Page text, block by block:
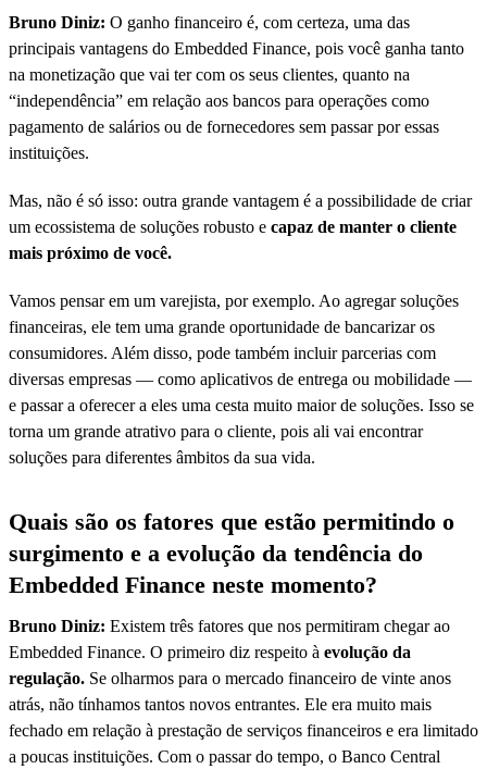
Bruno Diniz: O ganho financeiro é, com certeza, uma das
principais vantagens do Embedded Finance, pois você ganha tanto
na monetização que vai ter com os seus clientes, quanto na
“independência” em relação aos bancos para operações como
pagamento de salários ou de fornecedores sem passar por essas
instituições.
Mas, não é só isso: outra grande vantagem é a possibilidade de criar
um ecossistema de soluções robusto e capaz de manter o cliente
mais próximo de você.
Vamos pensar em um varejista, por exemplo. Ao agregar soluções
financeiras, ele tem uma grande oportunidade de bancarizar os
consumidores. Além disso, pode também incluir parcerias com
diversas empresas — como aplicativos de entrega ou mobilidade —
e passar a oferecer a eles uma cesta muito maior de soluções. Isso se
torna um grande atrativo para o cliente, pois ali vai encontrar
soluções para diferentes âmbitos da sua vida.
Quais são os fatores que estão permitindo o
surgimento e a evolução da tendência do
Embedded Finance neste momento?
Bruno Diniz: Existem três fatores que nos permitiram chegar ao
Embedded Finance. O primeiro diz respeito à evolução da
regulação. Se olharmos para o mercado financeiro de vinte anos
atrás, não tínhamos tantos novos entrantes. Ele era muito mais
fechado em relação à prestação de serviços financeiros e era limitado
a poucas instituições. Com o passar do tempo, o Banco Central